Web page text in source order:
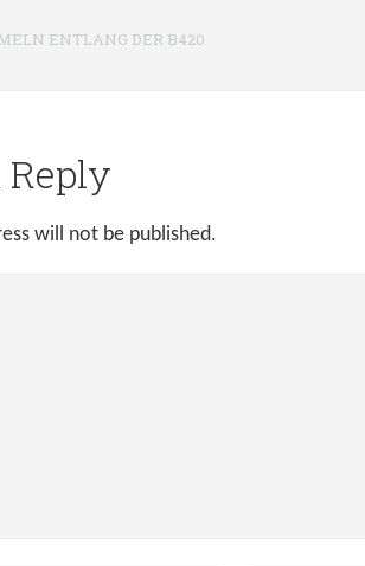
ENTLANG DER B420
Reply
will not be published.